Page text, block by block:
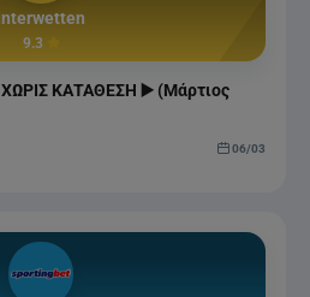
9.3
ΚΑΤΑΘΕΣΗ ▶️ (Μάρτιος
06/03